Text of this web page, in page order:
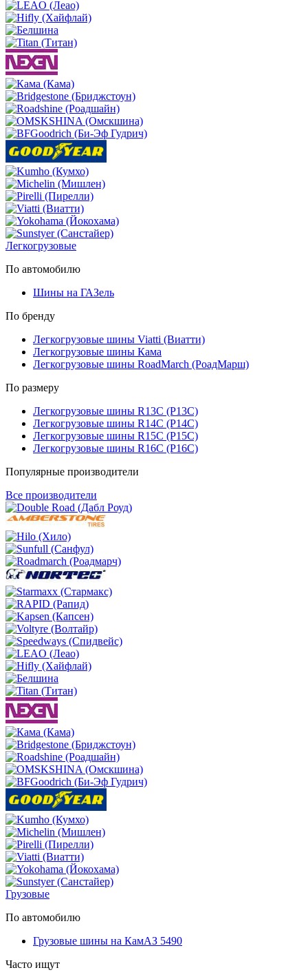
Легкогрузовые
По автомобилю
Шины на ГАЗель
По бренду
Легкогрузовые шины Viatti (Виатти)
Легкогрузовые шины Кама
Легкогрузовые шины RoadMarch (РоадМарш)
По размеру
Легкогрузовые шины R13C (Р13С)
Легкогрузовые шины R14C (Р14С)
Легкогрузовые шины R15C (Р15С)
Легкогрузовые шины R16C (Р16С)
Популярные производители
Все производители
Грузовые
По автомобилю
Грузовые шины на КамАЗ 5490
Часто ищут